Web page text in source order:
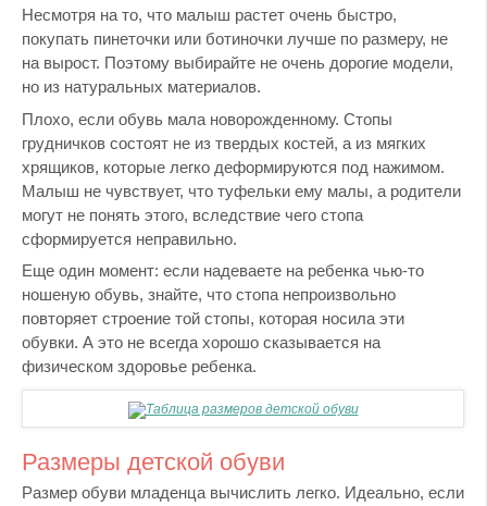
Несмотря на то, что малыш растет очень быстро,
покупать пинеточки или ботиночки лучше по размеру, не
на вырост. Поэтому выбирайте не очень дорогие модели,
но из натуральных материалов.
Плохо, если обувь мала новорожденному. Стопы
грудничков состоят не из твердых костей, а из мягких
хрящиков, которые легко деформируются под нажимом.
Малыш не чувствует, что туфельки ему малы, а родители
могут не понять этого, вследствие чего стопа
сформируется неправильно.
Еще один момент: если надеваете на ребенка чью-то
ношеную обувь, знайте, что стопа непроизвольно
повторяет строение той стопы, которая носила эти
обувки. А это не всегда хорошо сказывается на
физическом здоровье ребенка.
Размеры детской обуви
Размер обуви младенца вычислить легко. Идеально, если